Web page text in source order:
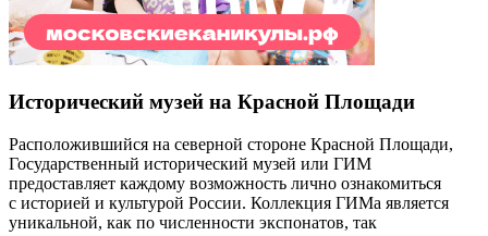
Исторический музей на Красной Площади
Расположившийся на северной стороне Красной Площади,
Государственный исторический музей или ГИМ
предоставляет каждому возможность лично ознакомиться
с историей и культурой России. Коллекция ГИМа является
уникальной, как по численности экспонатов, так